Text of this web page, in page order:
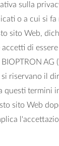
sulla
o a cui si fa
sito Web,
di
AG
si riservano il
questi termini
sito Web